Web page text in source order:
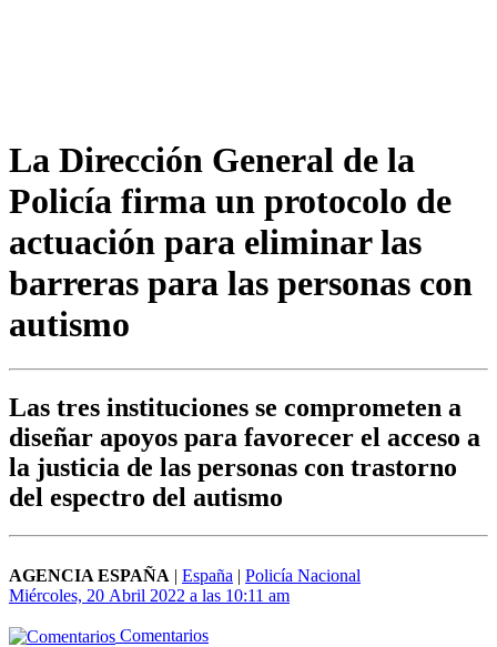
La Dirección General de la
Policía firma un protocolo de
actuación para eliminar las
barreras para las personas con
autismo
Las tres instituciones se comprometen a
diseñar apoyos para favorecer el acceso a
la justicia de las personas con trastorno
del espectro del autismo
AGENCIA ESPAÑA | España | Policía Nacional
Miércoles, 20 Abril 2022 a las 10:11 am
Comentarios